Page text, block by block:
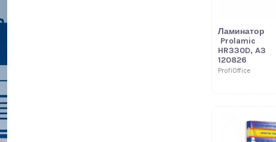
Ламинатор
Prolamic
HR330D, A3
120826
ProfiOffice